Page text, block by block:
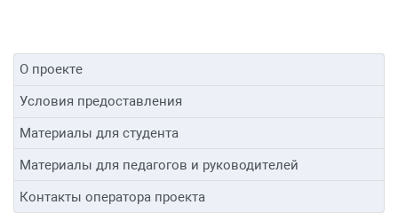
О проекте
Условия предоставления
Материалы для студента
Материалы для педагогов и руководителей
Контакты оператора проекта